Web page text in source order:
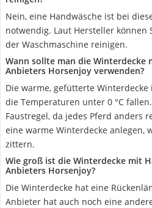
Nein, eine Handwäsche ist bei
notwendig. Laut Hersteller können
der Waschmaschine reinigen.
Wann sollte man die Winterdecke
Anbieters Horsenjoy verwenden?
Die warme, gefütterte
die Temperaturen unter 0 °C
Faustregel, da jedes Pferd anders
eine warme Winterdecke anlegen,
zittern.
Wie groß ist die Winterdecke mit
Anbieters Horsenjoy?
Die Winterdecke hat eine
Anbieter hat auch noch eine